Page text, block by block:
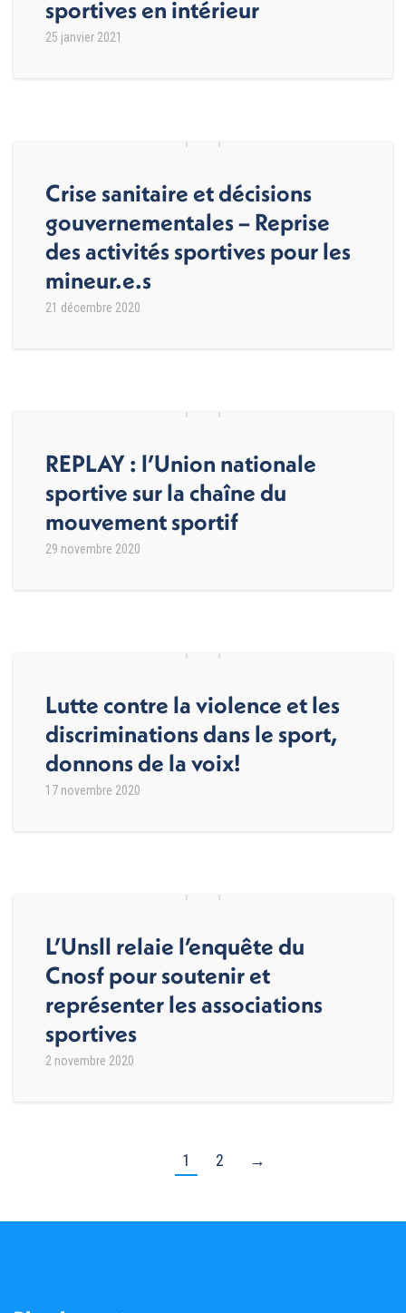
sportives en intérieur
25 janvier 2021
Crise sanitaire et décisions
gouvernementales – Reprise
des activités sportives pour les
mineur.e.s
21 décembre 2020
REPLAY : l’Union nationale
sportive sur la chaîne du
mouvement sportif
29 novembre 2020
Lutte contre la violence et les
discriminations dans le sport,
donnons de la voix!
17 novembre 2020
L’Unsll relaie l’enquête du
Cnosf pour soutenir et
représenter les associations
sportives
2 novembre 2020
1 2 →